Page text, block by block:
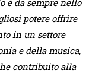
potere offrire
in un settore
e della musica,
contribuito alla